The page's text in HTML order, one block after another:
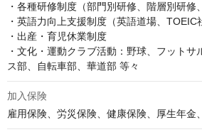
・各種研修制度（部門別研修、階層別研修
・英語力向上支援制度（英語道場、TOEIC
・出産・育児休業制度
・文化・運動クラブ活動：野球、フットサ
ス部、自転車部、華道部 等々
加入保険
雇用保険、労災保険、健康保険、厚生年金